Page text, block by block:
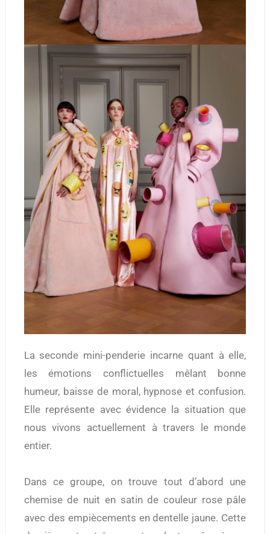
La seconde mini-penderie incarne quant à elle,
les émotions conflictuelles mêlant bonne
humeur, baisse de moral, hypnose et confusion.
Elle représente avec évidence la situation que
nous vivons actuellement à travers le monde
entier.
Dans ce groupe, on trouve tout d’abord une
chemise de nuit en satin de couleur rose pâle
avec des empiècements en dentelle jaune. Cette